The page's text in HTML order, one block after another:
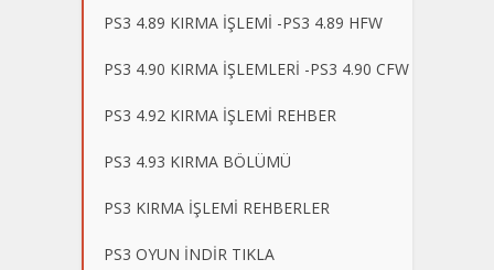
PS3 4.89 KIRMA İŞLEMİ -PS3 4.89 HFW
PS3 4.90 KIRMA İŞLEMLERİ -PS3 4.90 CFW
PS3 4.92 KIRMA İŞLEMİ REHBER
PS3 4.93 KIRMA BÖLÜMÜ
PS3 KIRMA İŞLEMİ REHBERLER
PS3 OYUN İNDİR TIKLA